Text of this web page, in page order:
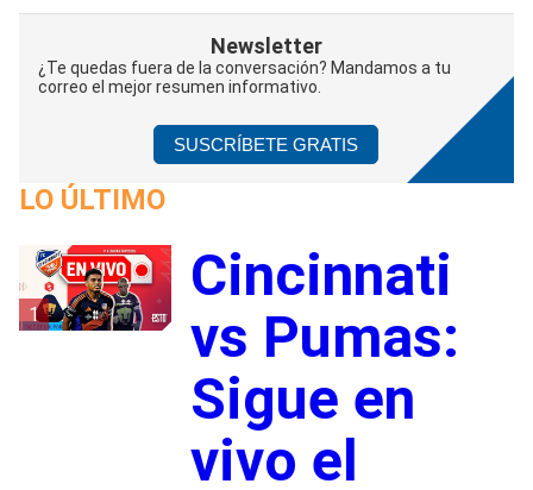
Newsletter
¿Te quedas fuera de la conversación? Mandamos a tu
correo el mejor resumen informativo.
SUSCRÍBETE GRATIS
LO ÚLTIMO
1
Cincinnati
vs Pumas:
Sigue en
vivo el